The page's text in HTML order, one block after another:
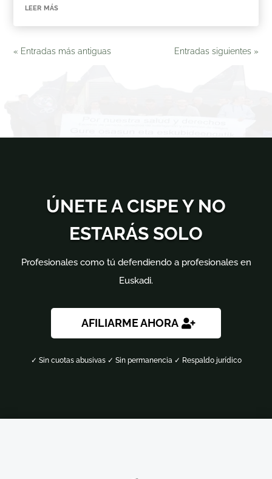
leer más
« Entradas más antiguas Entradas siguientes »
ÚNETE A CISPE Y NO
ESTARÁS SOLO
Profesionales como tú defendiendo a profesionales en
Euskadi.
AFILIARME AHORA
✓ Sin cuotas abusivas ✓ Sin permanencia ✓ Respaldo jurídico